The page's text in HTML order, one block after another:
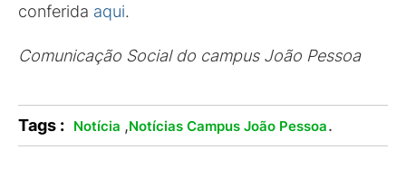
conferida aqui.
Comunicação Social do campus João Pessoa
Tags : Notícia ,Notícias Campus João Pessoa.